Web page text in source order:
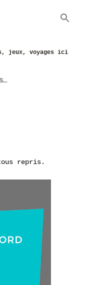
jeux, voyages ici
repris.